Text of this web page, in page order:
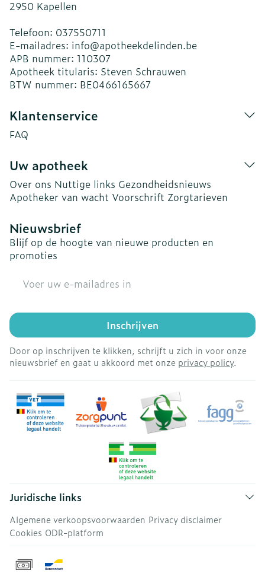
2950 Kapellen
Telefoon: 037550711
E-mailadres: info@apotheekdelinden.be
APB nummer: 110307
Apotheek titularis: Steven Schrauwen
BTW nummer: BE0466165667
Klantenservice
FAQ
Uw apotheek
Over ons Nuttige links Gezondheidsnieuws
Apotheker van wacht Voorschrift Zorgtarieven
Nieuwsbrief
Blijf op de hoogte van nieuwe producten en
promoties
Inschrijven
Door op inschrijven te klikken, schrijft u zich in voor onze
nieuwsbrief en gaat u akkoord met onze privacy policy.
Juridische links
Algemene verkoopsvoorwaarden Privacy disclaimer
Cookies ODR-platform